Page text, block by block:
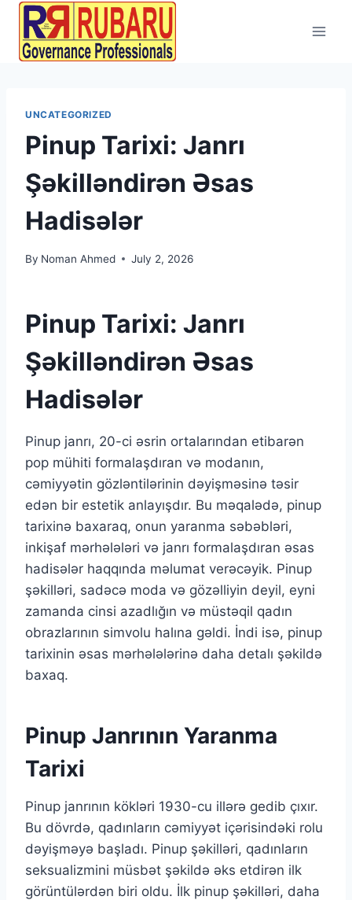
UNCATEGORIZED
Pinup Tarixi: Janrı
Şəkilləndirən Əsas
Hadisələr
By Noman Ahmed July 2, 2026
Pinup Tarixi: Janrı
Şəkilləndirən Əsas
Hadisələr
Pinup janrı, 20-ci əsrin ortalarından etibarən
pop mühiti formalaşdıran və modanın,
cəmiyyətin gözləntilərinin dəyişməsinə təsir
edən bir estetik anlayışdır. Bu məqalədə, pinup
tarixinə baxaraq, onun yaranma səbəbləri,
inkişaf mərhələləri və janrı formalaşdıran əsas
hadisələr haqqında məlumat verəcəyik. Pinup
şəkilləri, sadəcə moda və gözəlliyin deyil, eyni
zamanda cinsi azadlığın və müstəqil qadın
obrazlarının simvolu halına gəldi. İndi isə, pinup
tarixinin əsas mərhələlərinə daha detalı şəkildə
baxaq.
Pinup Janrının Yaranma
Tarixi
Pinup janrının kökləri 1930-cu illərə gedib çıxır.
Bu dövrdə, qadınların cəmiyyət içərisindəki rolu
dəyişməyə başladı. Pinup şəkilləri, qadınların
seksualizmini müsbət şəkildə əks etdirən ilk
görüntülərdən biri oldu. İlk pinup şəkilləri, daha